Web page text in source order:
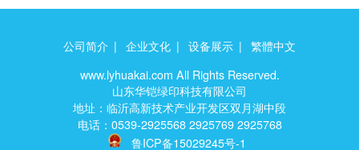
公司简介 | 企业文化 | 设备展示 |
繁體中文
www.lyhuakai.com All Rights Reserved.
山东华铠绿印科技有限公司
地址：临沂高新技术产业开发区双月湖中段
电话：0539-2925568 2925769 2925768
鲁ICP备15029245号-1